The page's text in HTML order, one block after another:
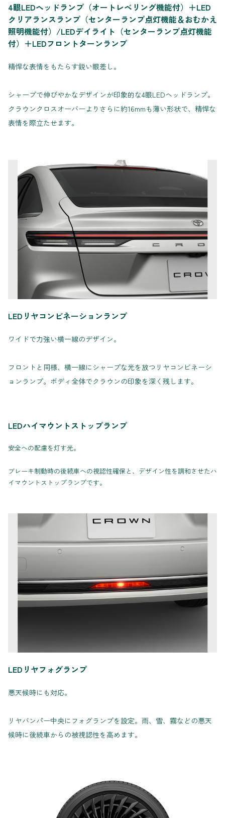
4眼LEDヘッドランプ（オートレベリング機能付）＋LED
クリアランスランプ（センターランプ点灯機能＆おむかえ
照明機能付）/LEDデイライト（センターランプ点灯機能
付）＋LEDフロントターンランプ
精悍な表情をもたらす鋭い眼差し。
シャープで伸びやかなデザインが印象的な4眼LEDヘッドランプ。
クラウンクロスオーバーよりさらに約16mmも薄い形状で、精悍な
表情を際立たせます。
LEDリヤコンビネーションランプ
ワイドで力強い横一線のデザイン。
フロントと同様、横一線にシャープな光を放つリヤコンビネーシ
ョンランプ。ボディ全体でクラウンの印象を深く残します。
LEDハイマウントストップランプ
安全への配慮を灯す光。
ブレーキ制動時の後続車への視認性確保と、デザイン性を調和させたハ
イマウントストップランプです。
LEDリヤフォグランプ
悪天候時にも対応。
リヤバンパー中央にフォグランプを設定。雨、雪、霧などの悪天
候時に後続車からの被視認性を高めます。